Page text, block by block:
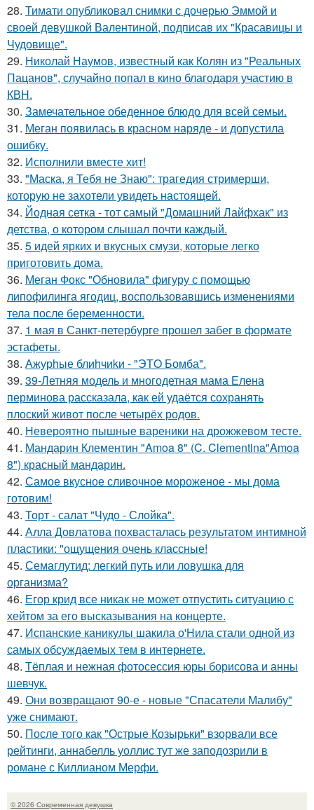
28. Тимати опубликовал снимки с дочерью Эммой и
своей девушкой Валентиной, подписав их "Красавицы и
Чудовище".
29. Николай Наумов, известный как Колян из "Реальных
Пацанов", случайно попал в кино благодаря участию в
КВН.
30. Замечательное обеденное блюдо для всей семьи.
31. Меган появилась в красном наряде - и допустила
ошибку.
32. Исполнили вместе хит!
33. "Маска, я Тебя не Знаю": трагедия стримерши,
которую не захотели увидеть настоящей.
34. Йодная сетка - тот самый "Домашний Лайфхак" из
детства, о котором слышал почти каждый.
35. 5 идей ярких и вкусных смузи, которые легко
приготовить дома.
36. Меган Фокс "Обновила" фигуру с помощью
липофилинга ягодиц, воспользовавшись изменениями
тела после беременности.
37. 1 мая в Санкт-петербурге прошел забег в формате
эстафеты.
38. Ажурhые блиhчиkи - "ЭТO Бомба".
39. 39-Летняя модель и многодетная мама Елена
перминова рассказала, как ей удаётся сохранять
плоский живот после четырёх родов.
40. Невероятно пышные вареники на дрожжевом тесте.
41. Мандарин Клементин "Amoa 8" (C. Clementina"Amoa
8") красный мандарин.
42. Самое вкусное сливочное мороженое - мы дома
готовим!
43. Торт - салат "Чудо - Слойка".
44. Алла Довлатова похвасталась результатом интимной
пластики: "ощущения очень классные!
45. Семаглутид: легкий путь или ловушка для
организма?
46. Егор крид все никак не может отпустить ситуацию с
хейтом за его высказывания на концерте.
47. Испанские каникулы шакила о'Нила стали одной из
самых обсуждаемых тем в интернете.
48. Тёплая и нежная фотосессия юры борисова и анны
шевчук.
49. Они возвращают 90-е - новые "Спасатели Малибу"
уже снимают.
50. После того как "Острые Козырьки" взорвали все
рейтинги, аннабелль уоллис тут же заподозрили в
романе с Киллианом Мерфи.
© 2026 Современная девушка